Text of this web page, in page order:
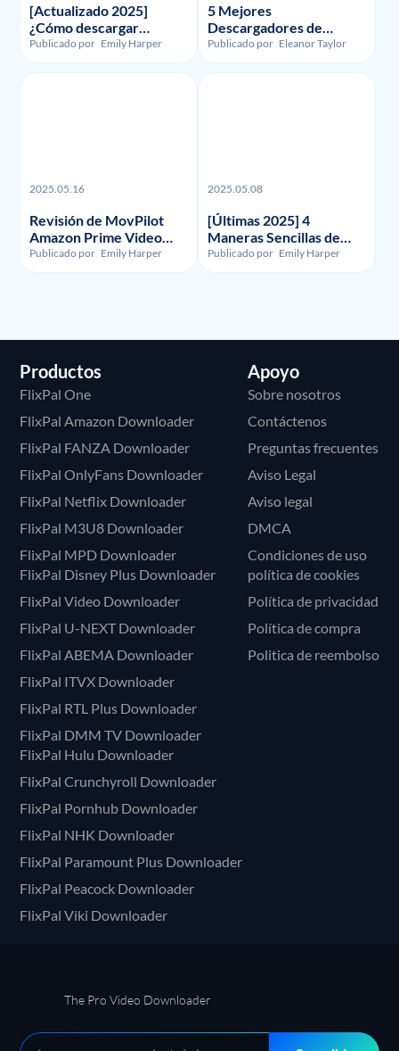
[Actualizado 2025]
¿Cómo descargar
grabaciones y vídeos de
FuboTV?
Publicado por Emily Harper
5 Mejores
Descargadores de
Funimation en 2023:
Reseñados y
Comparados
Publicado por Eleanor Taylor
2025.05.16
Revisión de MovPilot
Amazon Prime Video
Downloader - Ilegalidad,
Uso y Precio
Publicado por Emily Harper
2025.05.08
[Últimas 2025] 4
Maneras Sencillas de
Grabar la Pantalla en
HBO Max
Publicado por Emily Harper
Productos
FlixPal One
FlixPal Amazon Downloader
FlixPal FANZA Downloader
FlixPal OnlyFans Downloader
FlixPal Netflix Downloader
FlixPal M3U8 Downloader
FlixPal MPD Downloader
FlixPal Disney Plus Downloader
FlixPal Video Downloader
FlixPal U-NEXT Downloader
FlixPal ABEMA Downloader
FlixPal ITVX Downloader
FlixPal RTL Plus Downloader
FlixPal DMM TV Downloader
FlixPal Hulu Downloader
FlixPal Crunchyroll Downloader
FlixPal Pornhub Downloader
FlixPal NHK Downloader
FlixPal Paramount Plus Downloader
FlixPal Peacock Downloader
FlixPal Viki Downloader
Apoyo
Sobre nosotros
Contáctenos
Preguntas frecuentes
Aviso Legal
Aviso legal
DMCA
Condiciones de uso
política de cookies
Política de privacidad
Política de compra
Politica de reembolso
The Pro Video Downloader